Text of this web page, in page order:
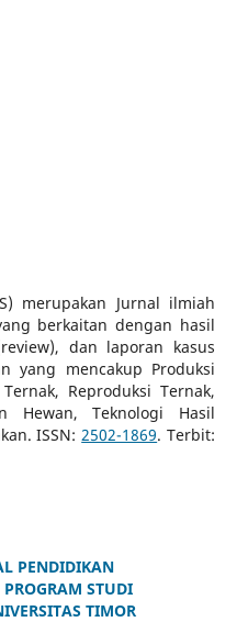
merupakan Jurnal ilmiah
berkaitan dengan hasil
dan laporan kasus
yang mencakup Produksi
Reproduksi Ternak,
Hewan, Teknologi Hasil
ISSN: 2502-1869. Terbit:
PENDIDIKAN
STUDI
TIMOR